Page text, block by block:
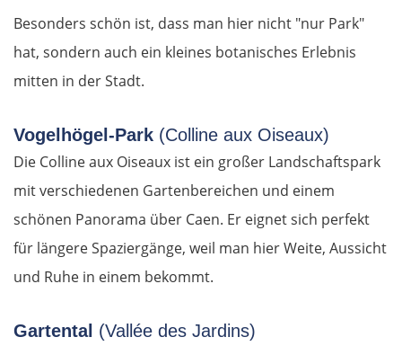
Besonders schön ist, dass man hier nicht "nur Park"
hat, sondern auch ein kleines botanisches Erlebnis
mitten in der Stadt.
Vogelhögel-Park (Colline aux Oiseaux)
Die Colline aux Oiseaux ist ein großer Landschaftspark
mit verschiedenen Gartenbereichen und einem
schönen Panorama über Caen. Er eignet sich perfekt
für längere Spaziergänge, weil man hier Weite, Aussicht
und Ruhe in einem bekommt.
Gartental (Vallée des Jardins)
Warna
Nessebar
Elchowo
Chaskowo
Kardschali